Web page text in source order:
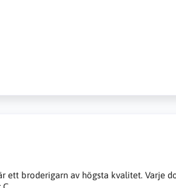
ett broderigarn av högsta kvalitet. Varje